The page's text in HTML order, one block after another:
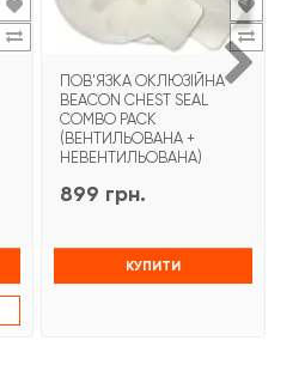
ПОВ'ЯЗКА ОКЛЮЗІЙНА
BEACON CHEST SEAL
COMBO PACK
(ВЕНТИЛЬОВАНА +
НЕВЕНТИЛЬОВАНА)
899 грн.
КУПИТИ